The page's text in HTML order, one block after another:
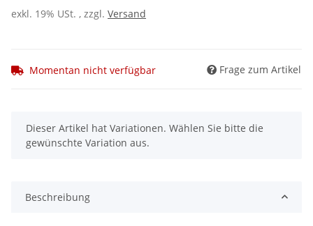
exkl. 19% USt. , zzgl. Versand
Momentan nicht verfügbar Frage zum Artikel
x
Dieser Artikel hat Variationen. Wählen Sie bitte die
gewünschte Variation aus.
Beschreibung